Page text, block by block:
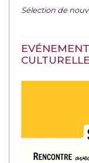
Sélection de